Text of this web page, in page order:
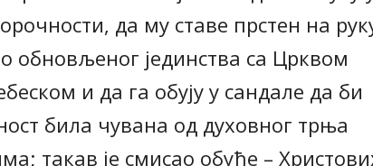
да му ставе прстен на
обновљеног јединства са Црквом
и да га обују у сандале да би
била чувана од духовног трња
такав је смисао обуће –